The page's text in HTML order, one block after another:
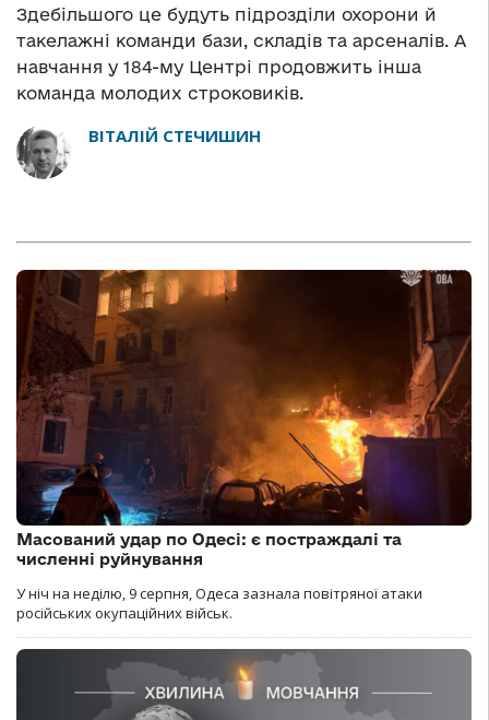
Здебільшого це будуть підрозділи охорони й
такелажні команди бази, складів та арсеналів. А
навчання у 184-му Центрі продовжить інша
команда молодих строковиків.
ВІТАЛІЙ СТЕЧИШИН
Масований удар по Одесі: є постраждалі та
численні руйнування
У ніч на неділю, 9 серпня, Одеса зазнала повітряної атаки
російських окупаційних військ.